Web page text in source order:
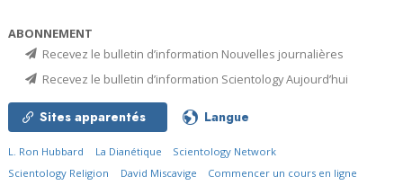
ABONNEMENT
Recevez le bulletin d’information Nouvelles journalières
Recevez le bulletin d’information Scientology Aujourd’hui
Sites apparentés Langue
L. Ron Hubbard La Dianétique
Scientology Network
Scientology Religion
David Miscavige
Commencer un cours en ligne